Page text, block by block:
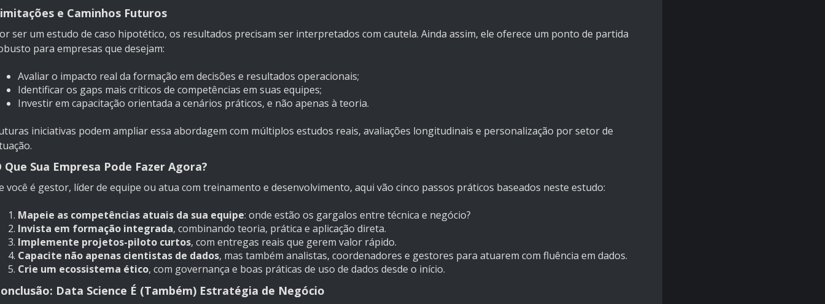
e Caminhos Futuros
ser um estudo de caso hipotético, os resultados precisam ser interpretados com cautela. Ainda assim, ele oferece um ponto de partida
para empresas que desejam:
Avaliar o impacto real da formação em decisões e resultados operacionais;
Identificar os gaps mais críticos de competências em suas equipes;
Investir em capacitação orientada a cenários práticos, e não apenas à teoria.
iniciativas podem ampliar essa abordagem com múltiplos estudos reais, avaliações longitudinais e personalização por setor de
Que Sua Empresa Pode Fazer Agora?
você é gestor, líder de equipe ou atua com treinamento e desenvolvimento, aqui vão cinco passos práticos baseados neste estudo:
Mapeie as competências atuais da sua equipe: onde estão os gargalos entre técnica e negócio?
Invista em formação integrada, combinando teoria, prática e aplicação direta.
Implemente projetos-piloto curtos, com entregas reais que gerem valor rápido.
Capacite não apenas cientistas de dados, mas também analistas, coordenadores e gestores para atuarem com fluência em dados.
Crie um ecossistema ético, com governança e boas práticas de uso de dados desde o início.
Data Science É (Também) Estratégia de Negócio